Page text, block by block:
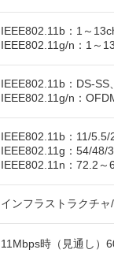
IEEE802.11b：1～
IEEE802.11g/n：1～
IEEE802.11b：DS-SS
IEEE802.11g/n：
IEEE802.11b：11/
IEEE802.11g：54/48/
IEEE802.11n：72.2～
インフラストラクチ
11Mbps時（見通し）